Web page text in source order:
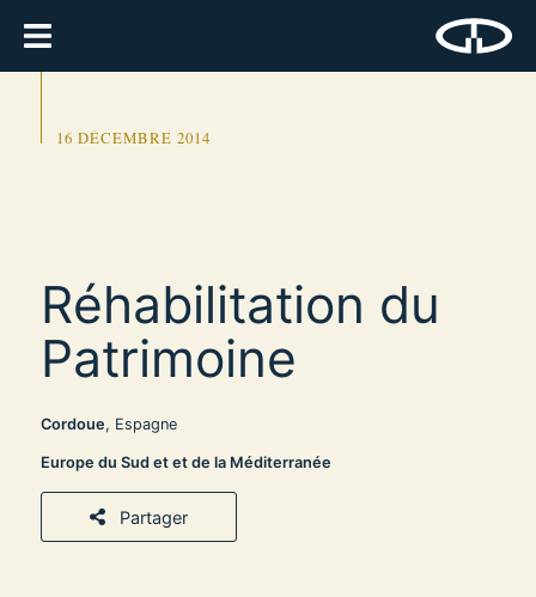
16 DÉCEMBRE 2014
Réhabilitation du
Patrimoine
Cordoue, Espagne
Europe du Sud et et de la Méditerranée
Partager